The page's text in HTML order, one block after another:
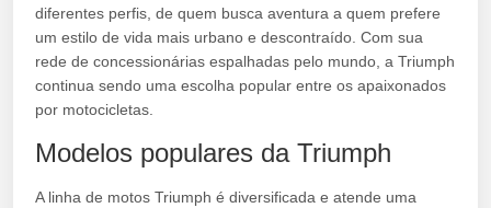
diferentes perfis, de quem busca aventura a quem prefere
um estilo de vida mais urbano e descontraído. Com sua
rede de concessionárias espalhadas pelo mundo, a Triumph
continua sendo uma escolha popular entre os apaixonados
por motocicletas.
Modelos populares da Triumph
A linha de motos Triumph é diversificada e atende uma